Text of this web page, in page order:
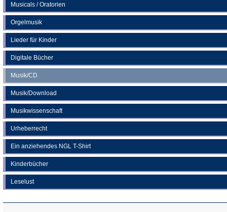
Musicals / Oratorien
Orgelmusik
Lieder für Kinder
Digitale Bücher
Musik/CD
Musik/Download
Musikwissenschaft
Urheberrecht
Ein anziehendes NGL T-Shirt
Kinderbücher
Leselust